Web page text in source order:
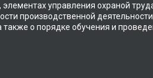
управления охраной
производственной
о порядке обучения и